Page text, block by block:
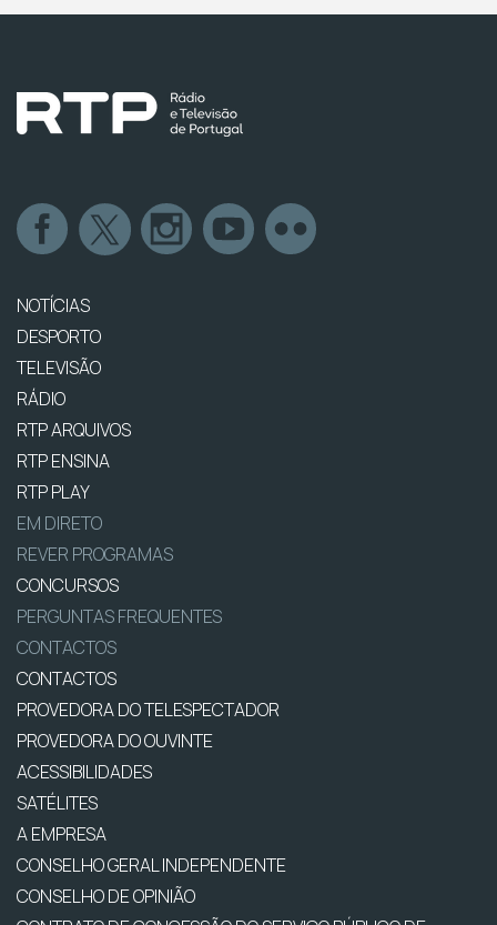
NOTÍCIAS
DESPORTO
TELEVISÃO
RÁDIO
RTP ARQUIVOS
RTP ENSINA
RTP PLAY
EM DIRETO
REVER PROGRAMAS
CONCURSOS
PERGUNTAS FREQUENTES
CONTACTOS
CONTACTOS
PROVEDORA DO TELESPECTADOR
PROVEDORA DO OUVINTE
ACESSIBILIDADES
SATÉLITES
A EMPRESA
CONSELHO GERAL INDEPENDENTE
CONSELHO DE OPINIÃO